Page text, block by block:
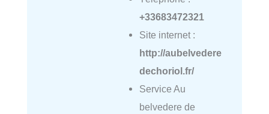
+33683472321
Site internet :
http://aubelvedere
dechoriol.fr/
Service Au
belvedere de